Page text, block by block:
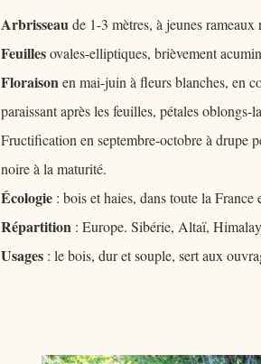
Arbrisseau de 1-3 mètres, à jeunes rameaux
Feuillesovales-elliptiques, brièvement
Floraison en mai-juin à fleurs blanches, en
paraissant après les feuilles, pétales oblongs-
Fructification en septembre-octobre à drupe
noire à la maturité.
Écologie: bois et haies, dans toute la France
Répartition : Europe. Sibérie, Altaï,
Usages: le bois, dur et souple, sert aux